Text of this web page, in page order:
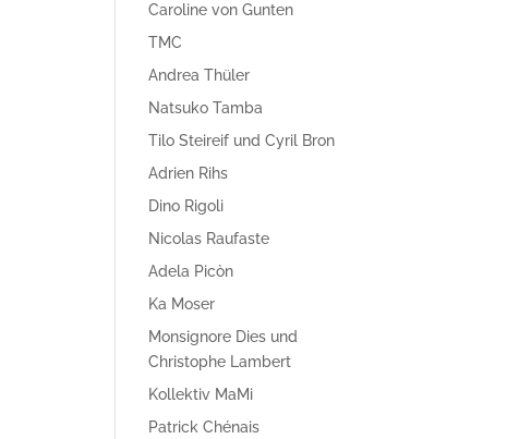
Caroline von Gunten
TMC
Andrea Thüler
Natsuko Tamba
Tilo Steireif und Cyril Bron
Adrien Rihs
Dino Rigoli
Nicolas Raufaste
Adela Picòn
Ka Moser
Monsignore Dies und
Christophe Lambert
Kollektiv MaMi
Patrick Chénais